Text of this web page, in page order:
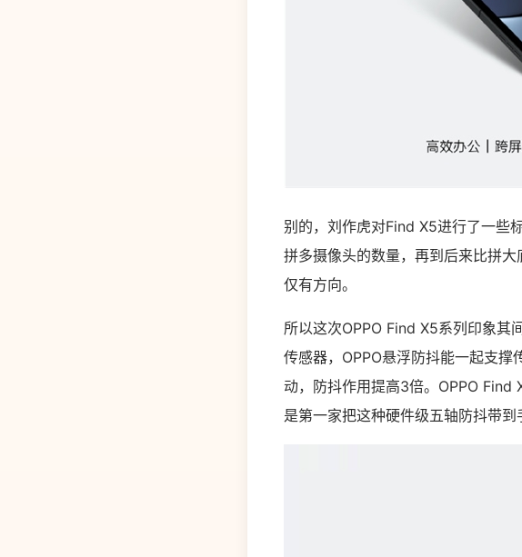
别的，刘作虎对Find X5进行了一些
拼多摄像头的数量，再到后来比拼
仅有方向。
所以这次OPPO Find X5系列印象其
传感器，OPPO悬浮防抖能一起支
动，防抖作用提高3倍。OPPO Find
是第一家把这种硬件级五轴防抖带到